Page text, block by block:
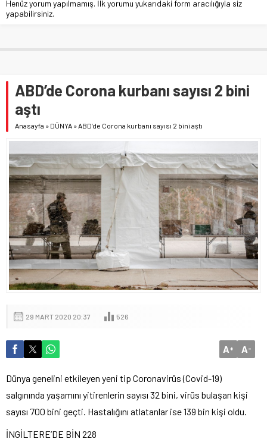
Henüz yorum yapılmamış. İlk yorumu yukarıdaki form aracılığıyla siz
yapabilirsiniz.
ABD’de Corona kurbanı sayısı 2 bini
aştı
Anasayfa » DÜNYA » ABD’de Corona kurbanı sayısı 2 bini aştı
29 MART 2020 20:37 526
A+ A-
Dünya genelini etkileyen yeni tip Coronavirüs (Covid-19)
salgınında yaşamını yitirenlerin sayısı 32 bini, virüs bulaşan kişi
sayısı 700 bini geçti. Hastalığını atlatanlar ise 139 bin kişi oldu.
İNGİLTERE’DE BİN 228